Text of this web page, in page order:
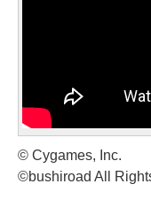
© Cygames, Inc.
©bushiroad All